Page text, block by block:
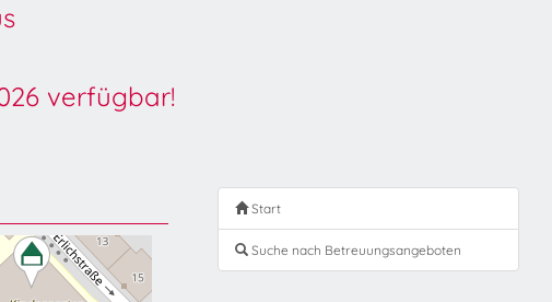
verfügbar!
Start
Suche nach Betreuungsangeboten